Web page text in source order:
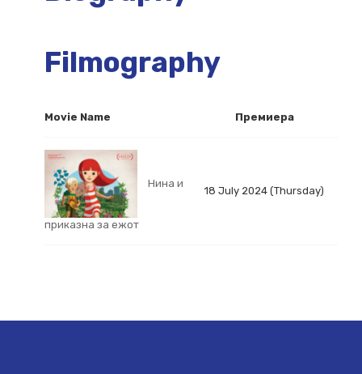
Filmography
Movie Name Премиера
Нина и
приказна за ежот
18 July 2024 (Thursday)